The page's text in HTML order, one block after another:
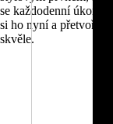
se každodenní úkony
si ho nyní a přetvořte
skvěle.